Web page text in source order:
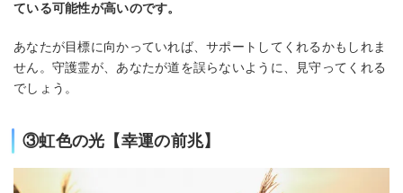
ている可能性が高いのです。
あなたが目標に向かっていれば、サポートしてくれるかもしれま
せん。守護霊が、あなたが道を誤らないように、見守ってくれる
でしょう。
③虹色の光【幸運の前兆】